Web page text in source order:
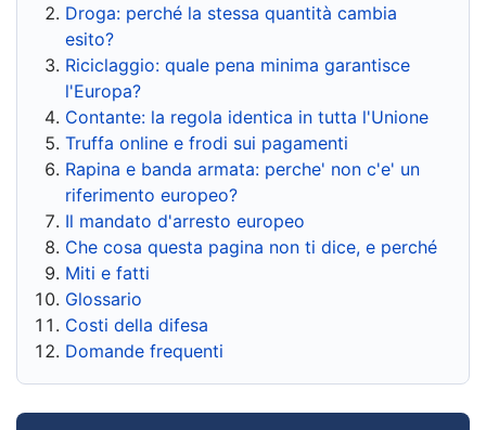
Droga: perché la stessa quantità cambia
esito?
Riciclaggio: quale pena minima garantisce
l'Europa?
Contante: la regola identica in tutta l'Unione
Truffa online e frodi sui pagamenti
Rapina e banda armata: perche' non c'e' un
riferimento europeo?
Il mandato d'arresto europeo
Che cosa questa pagina non ti dice, e perché
Miti e fatti
Glossario
Costi della difesa
Domande frequenti